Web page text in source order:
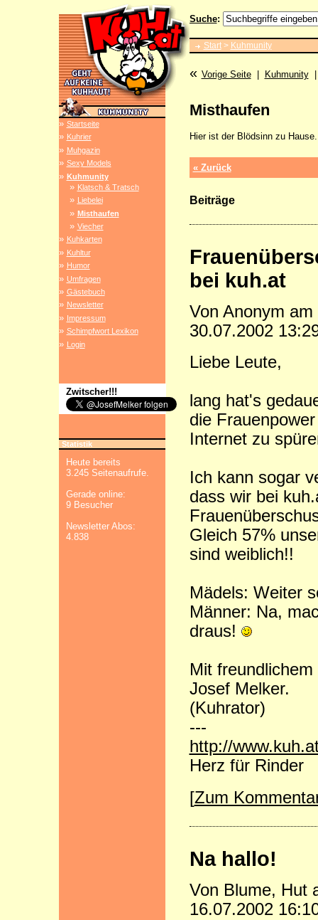
» Startseite
» Kuhrier
» Muhgazin
» Sexy Models
» Kuhmunity
» Klatsch & Tratsch
» Liebelei
» Misthaufen
» Viecher
» Kuhkarten
» Kuhltur
» Humor
» Umfragen
» Gästebuch
» Newsletter
» Impressum
» Schimpfwort Lexikon
» Login
Zwitscher!!!
Statistik
Heute bereits
3.245 Seitenaufrufe.
Gerade online:
9 Besucher
Newsletter Abos:
4.838
Suche:
Start > Kuhmunity
« Vorige Seite Kuhmunity
Misthaufen
Hier ist der Blödsinn zu Hause.
« Zurück
Beiträge
bei kuh.at
Von Anonym am
30.07.2002
Liebe Leute,
lang hat's
die
Internet zu
Ich kann sogar
dass wir bei
Gleich 57%
sind weiblich!!
Mädels: Weiter
Männer: Na,
draus!
Mit freundlichem
Josef Melker.
(Kuhrator)
---
http://
Herz für Rinder
[Zum
Na hallo!
Von Blume, Hut
16.07.2002